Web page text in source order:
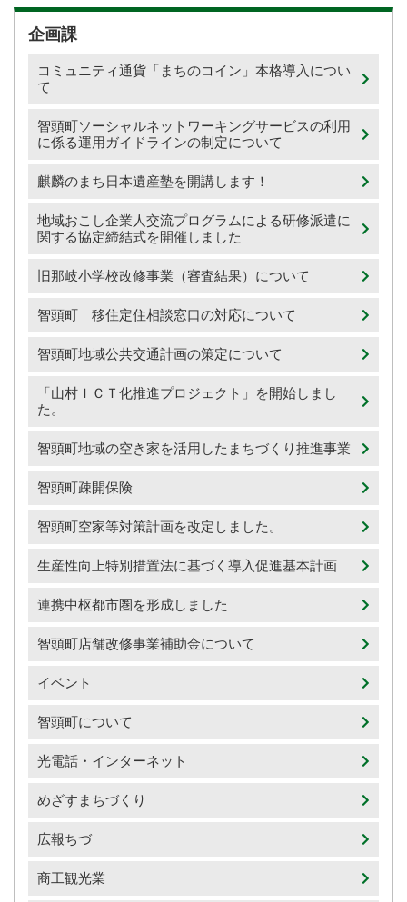
企画課
コミュニティ通貨「まちのコイン」本格導入につい
て
智頭町ソーシャルネットワーキングサービスの利用
に係る運用ガイドラインの制定について
麒麟のまち日本遺産塾を開講します！
地域おこし企業人交流プログラムによる研修派遣に
関する協定締結式を開催しました
旧那岐小学校改修事業（審査結果）について
智頭町 移住定住相談窓口の対応について
智頭町地域公共交通計画の策定について
「山村ＩＣＴ化推進プロジェクト」を開始しまし
た。
智頭町地域の空き家を活用したまちづくり推進事業
智頭町疎開保険
智頭町空家等対策計画を改定しました。
生産性向上特別措置法に基づく導入促進基本計画
連携中枢都市圏を形成しました
智頭町店舗改修事業補助金について
イベント
智頭町について
光電話・インターネット
めざすまちづくり
広報ちづ
商工観光業